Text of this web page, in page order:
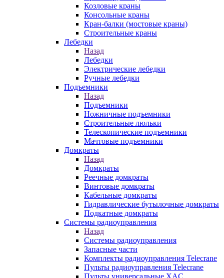
Козловые краны
Консольные краны
Кран-балки (мостовые краны)
Строительные краны
Лебедки
Назад
Лебедки
Электрические лебедки
Ручные лебедки
Подъемники
Назад
Подъемники
Ножничные подъемники
Строительные люльки
Телескопические подъемники
Мачтовые подъемники
Домкраты
Назад
Домкраты
Реечные домкраты
Винтовые домкраты
Кабельные домкраты
Гидравлические бутылочные домкраты
Подкатные домкраты
Системы радиоуправления
Назад
Системы радиоуправления
Запасные части
Комплекты радиоуправления Telecrane
Пульты радиоуправления Telecrane
Пульты универсальные XAC